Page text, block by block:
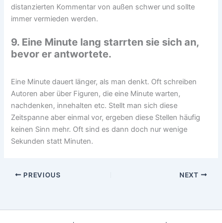
distanzierten Kommentar von außen schwer und sollte
immer vermieden werden.
9. Eine Minute lang starrten sie sich an,
bevor er antwortete.
Eine Minute dauert länger, als man denkt. Oft schreiben
Autoren aber über Figuren, die eine Minute warten,
nachdenken, innehalten etc. Stellt man sich diese
Zeitspanne aber einmal vor, ergeben diese Stellen häufig
keinen Sinn mehr. Oft sind es dann doch nur wenige
Sekunden statt Minuten.
PREVIOUS NEXT